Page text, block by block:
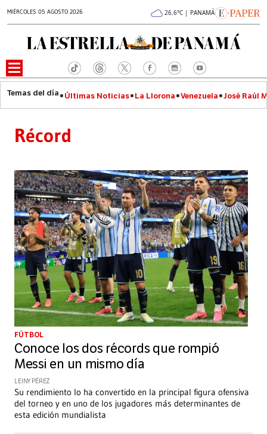
MIÉRCOLES 05 AGOSTO 2026 26.6°C | PANAMÁ
Últimas Noticias La Llorona Venezuela José Raúl
Récord
FÚTBOL
Conoce los dos récords que rompió
Messi en un mismo día
LEINY PÉREZ
Su rendimiento lo ha convertido en la principal figura ofensiva
del torneo y en uno de los jugadores más determinantes de
esta edición mundialista